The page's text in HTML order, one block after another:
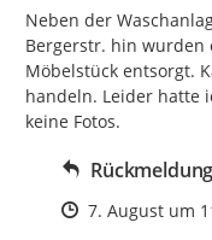
Neben der
Bergerstr. hin wurden
Möbelstück entsorgt.
handeln. Leider hatte
keine Fotos.
Rückmeldung
Zeitpunkt des
7. August um